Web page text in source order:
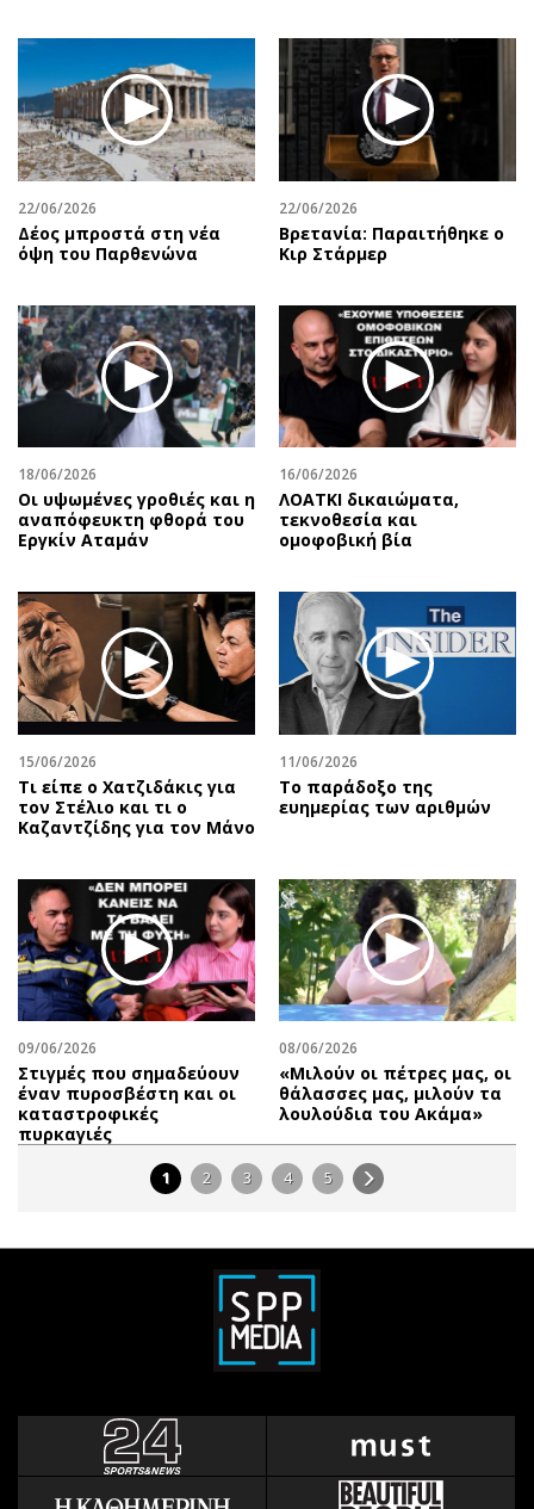
22/06/2026
Δέος μπροστά στη νέα
όψη του Παρθενώνα
22/06/2026
Βρετανία: Παραιτήθηκε ο
Κιρ Στάρμερ
18/06/2026
Οι υψωμένες γροθιές και η
αναπόφευκτη φθορά του
Εργκίν Αταμάν
16/06/2026
ΛΟΑΤΚΙ δικαιώματα,
τεκνοθεσία και
ομοφοβική βία
15/06/2026
Τι είπε ο Χατζιδάκις για
τον Στέλιο και τι ο
Καζαντζίδης για τον Μάνο
11/06/2026
Το παράδοξο της
ευημερίας των αριθμών
09/06/2026
Στιγμές που σημαδεύουν
έναν πυροσβέστη και οι
καταστροφικές
πυρκαγιές
08/06/2026
«Μιλούν οι πέτρες μας, οι
θάλασσες μας, μιλούν τα
λουλούδια του Ακάμα»
1 2 3 4 5